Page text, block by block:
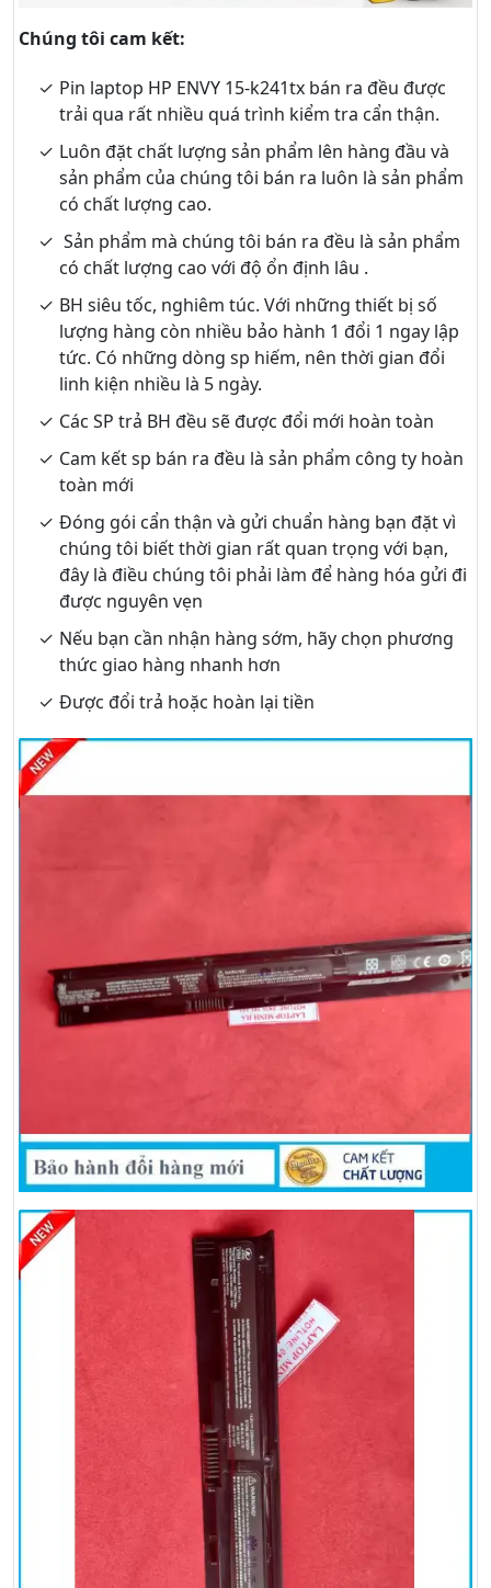
Chúng tôi cam kết:
Pin laptop HP ENVY 15-k241tx bán ra đều được
trải qua rất nhiều quá trình kiểm tra cẩn thận.
Luôn đặt chất lượng sản phẩm lên hàng đầu và
sản phẩm của chúng tôi bán ra luôn là sản phẩm
có chất lượng cao.
Sản phẩm mà chúng tôi bán ra đều là sản phẩm
có chất lượng cao với độ ổn định lâu .
BH siêu tốc, nghiêm túc. Với những thiết bị số
lượng hàng còn nhiều bảo hành 1 đổi 1 ngay lập
tức. Có những dòng sp hiếm, nên thời gian đổi
linh kiện nhiều là 5 ngày.
Các SP trả BH đều sẽ được đổi mới hoàn toàn
Cam kết sp bán ra đều là sản phẩm công ty hoàn
toàn mới
Đóng gói cẩn thận và gửi chuẩn hàng bạn đặt vì
chúng tôi biết thời gian rất quan trọng với bạn,
đây là điều chúng tôi phải làm để hàng hóa gửi đi
được nguyên vẹn
Nếu bạn cần nhận hàng sớm, hãy chọn phương
thức giao hàng nhanh hơn
Được đổi trả hoặc hoàn lại tiền